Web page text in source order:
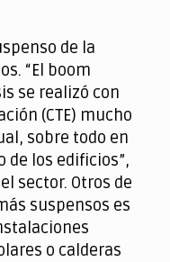
de la
“El boom
se realizó con
(CTE) mucho
sobre todo en
de los edificios”,
sector. Otros de
suspensos es
o calderas